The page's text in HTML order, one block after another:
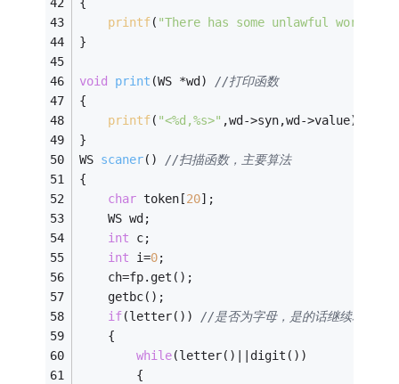
printf( "There has some unlawful words!"
}
void print (WS *wd)
//打印函数
{
printf( "<%d,%s>" ,wd->syn,wd->value);
}
WS scaner()
//扫描函数，主要算法
{
char token[20];
	WS wd;
int c;
int i=0;
    ch=fp.get();
	getbc();
if(letter()) //是否为字母，是的话继续取字
	{
while(letter()||digit())
		{